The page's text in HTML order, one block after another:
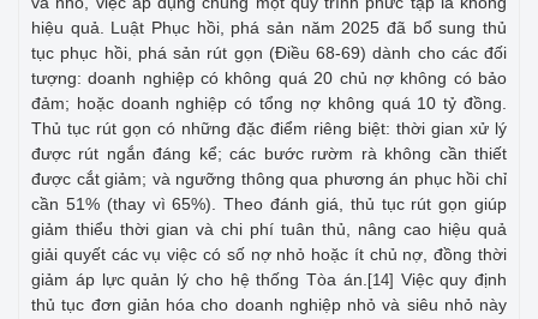
hiệu quả. Luật Phục hồi, phá sản năm 2025 đã bổ sung thủ
tục phục hồi, phá sản rút gọn (Điều 68-69) dành cho các đối
tượng: doanh nghiệp có không quá 20 chủ nợ không có bảo
đảm; hoặc doanh nghiệp có tổng nợ không quá 10 tỷ đồng.
Thủ tục rút gọn có những đặc điểm riêng biệt: thời gian xử lý
được rút ngắn đáng kể; các bước rườm rà không cần thiết
được cắt giảm; và ngưỡng thông qua phương án phục hồi chỉ
cần 51% (thay vì 65%). Theo đánh giá, thủ tục rút gọn giúp
giảm thiểu thời gian và chi phí tuân thủ, nâng cao hiệu quả
giải quyết các vụ việc có số nợ nhỏ hoặc ít chủ nợ, đồng thời
giảm áp lực quản lý cho hệ thống Tòa án. [14] Việc quy định
thủ tục đơn giản hóa cho doanh nghiệp nhỏ và siêu nhỏ này